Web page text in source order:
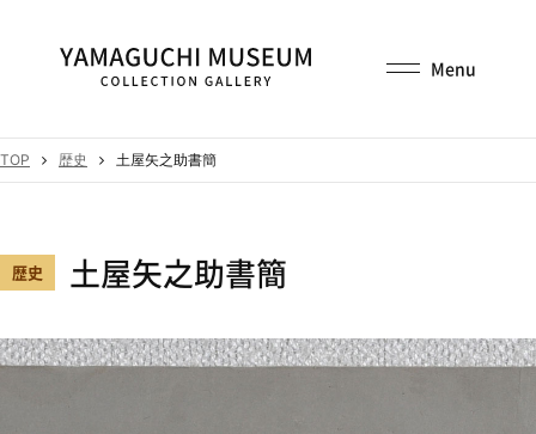
TOP 歴史 土屋矢之助書簡
歴史 土屋矢之助書簡